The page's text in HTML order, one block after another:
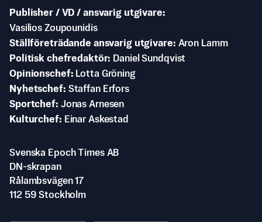
Publisher / VD / ansvarig utgivare
Vasilios Zoupounidis
Ställföreträdande ansvarig utgivare Aron Lamm
Politisk chefredaktör
Daniel Sundqvist
Opinionschef
Lotta Gröning
Nyhetschef Staffan Erfors
Sportchef Jonas Arnesen
Kulturchef
Einar Askestad
Svenska Epoch Times AB
DN-skrapan
Rålambsvägen 17
112 59 Stockholm